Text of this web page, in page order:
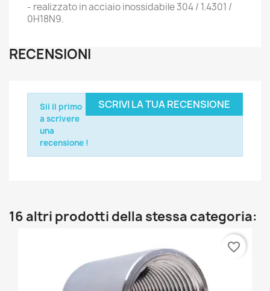
- realizzato in acciaio inossidabile 304 / 1.4301 /
0H18N9.
RECENSIONI
SCRIVI LA TUA RECENSIONE
Sii il primo
a scrivere
una
recensione !
16 altri prodotti della stessa categoria:
favorite_border